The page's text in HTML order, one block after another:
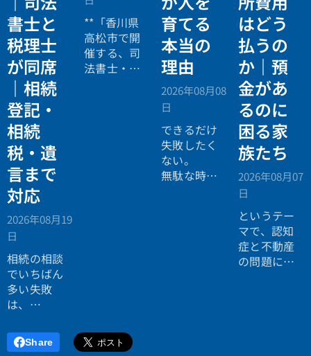
書士と
税理士
が同席
｜相続
登記・
相続
税・遺
言まで
対応
2026年08月19
日
相続の相談
でいちばん
多い失敗
は、
行ったら登
記の話がで
**「香川県
高松市で開
催する、司
法書士・税
育てる
本当の
理由
2026年08月08
日
できるだけ
失敗したく
ない。
無駄な時間
はどう
払うの
か｜預
金があ
るのに
困る家
族たち
2026年08月07
日
というテー
マで、認知
症と不動産
の問題につ
Share